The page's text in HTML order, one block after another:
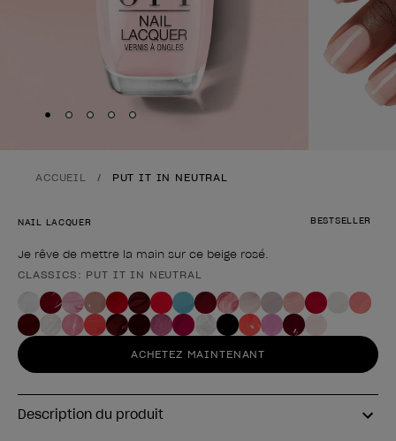
Skip to slide
Skip to slide
Skip to slide
Skip to slide
Skip to slide
ACCUEIL PUT IT IN NEUTRAL
BESTSELLER
NAIL LACQUER
Je rêve de mettre la main sur ce beige rosé.
Forme du produit
CLASSICS: PUT IT IN NEUTRAL
ACHETEZ MAINTENANT
Description du produit